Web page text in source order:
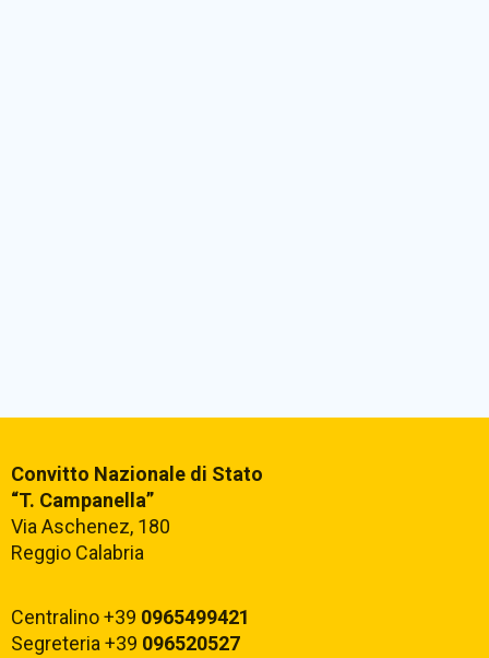
Convitto Nazionale di Stato
“T. Campanella”
Via Aschenez, 180
Reggio Calabria
Centralino +39 0965499421
Segreteria +39 096520527